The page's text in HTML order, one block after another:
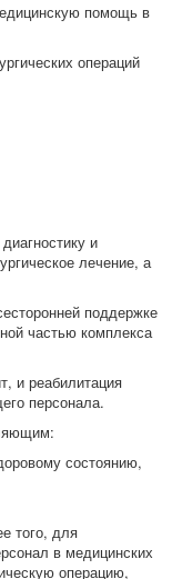
помощь в
операций
и
лечение, а
поддержке
частью комплекса
и реабилитация
персонала.
состоянию,
того, для
в медицинских
операцию,